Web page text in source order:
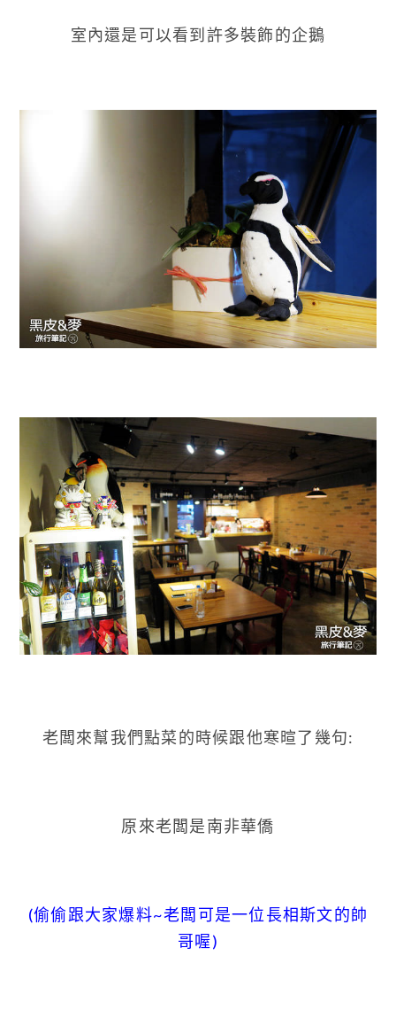
室內還是可以看到許多裝飾的企鵝
老闆來幫我們點菜的時候跟他寒暄了幾句:
原來老闆是南非華僑
(偷偷跟大家爆料~老闆可是一位長相斯文的帥
哥喔)